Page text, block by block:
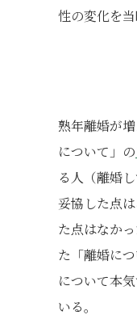
性の変化を当
熟年離婚が
について」の
る人（離婚
妥協した点
た点はなか
た「離婚に
について本
いる。